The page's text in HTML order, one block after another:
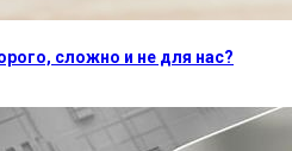
сложно и не для нас?